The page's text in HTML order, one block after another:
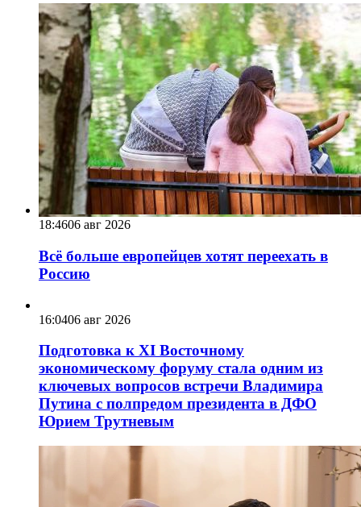
18:4606 авг 2026
Всё больше европейцев хотят переехать в
Россию
16:0406 авг 2026
Подготовка к XI Восточному
экономическому форуму стала одним из
ключевых вопросов встречи Владимира
Путина с полпредом президента в ДФО
Юрием Трутневым